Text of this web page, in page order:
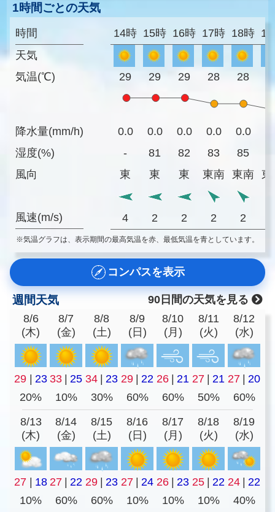
1時間ごとの天気
時間
天気
気温(℃)
降水量(mm/h)
湿度(%)
風向
風速(m/s)
14時 15時 16時 17時 18時
29 29 29 28 28
0.0 0.0 0.0 0.0 0.0
-
81 82 83 85
東
東 東 東南 東南 東
4 2 2 2 2
※気温グラフは、表示期間の最高気温を赤、最低気温を青としています。
コンパスを表示
週間天気
90日間の天気を見る
8/6
(木)
8/7
(金)
8/8
(土)
8/9
(日)
8/10
(月)
8/11
(火)
8/12
(水)
29 23 33 25 34 23 29 22 26 21 27 21 27
20
20%
10% 30% 60% 60% 50% 60%
8/13
(木)
8/14
(金)
8/15
(土)
8/16
(日)
8/17
(月)
8/18
(火)
8/19
(水)
27 18 27 22 29 23 27 24 26 23 25 22 24
22
10%
60% 60% 10% 10% 10%
40%